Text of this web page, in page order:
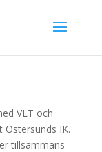
VLT och
IK.
tillsammans